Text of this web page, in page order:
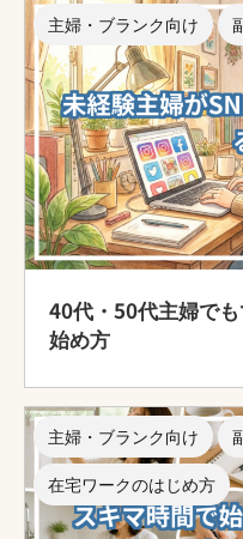
主婦・ブランク向け
40代・50代主婦で
始め方
主婦・ブランク向け
在宅ワークのはじめ方